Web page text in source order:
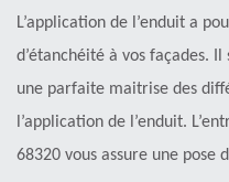
L’application de l’enduit a
d’étanchéité à vos façades.
une parfaite maitrise des
l’application de l’enduit.
68320 vous assure une pose